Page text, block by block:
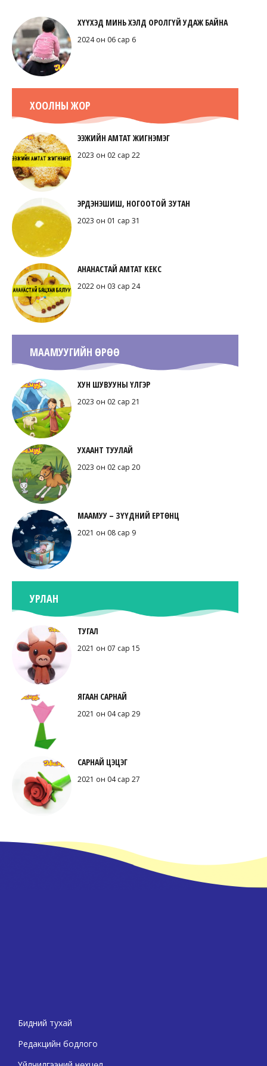
ХҮҮХЭД МИНЬ ХЭЛД ОРОЛГҮЙ УДАЖ БАЙНА
2024 он 06 сар 6
ХООЛНЫ ЖОР
ЭЭЖИЙН АМТАТ ЖИГНЭМЭГ
2023 он 02 сар 22
ЭРДЭНЭШИШ, НОГООТОЙ ЗУТАН
2023 он 01 сар 31
АНАНАСТАЙ АМТАТ КЕКС
2022 он 03 сар 24
МААМУУГИЙН ӨРӨӨ
ХУН ШУВУУНЫ ҮЛГЭР
2023 он 02 сар 21
УХААНТ ТУУЛАЙ
2023 он 02 сар 20
МААМУУ – ЗҮҮДНИЙ ЕРТӨНЦ
2021 он 08 сар 9
УРЛАН
ТУГАЛ
2021 он 07 сар 15
ЯГААН САРНАЙ
2021 он 04 сар 29
САРНАЙ ЦЭЦЭГ
2021 он 04 сар 27
Бидний тухай
Редакцийн бодлого